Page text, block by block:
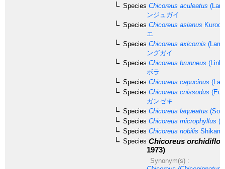
Species Chicoreus aculeatus
ンジュガイ
Species Chicoreus asianus
エ
Species Chicoreus axicornis
ングガイ
Species Chicoreus brunneus
ボラ
Species Chicoreus capucinus
Species Chicoreus cnissodus
ガンゼキ
Species Chicoreus laqueatus
Species Chicoreus microphyllus
Species Chicoreus nobilis
Species Chicoreus
1973)
Synonym(s) :